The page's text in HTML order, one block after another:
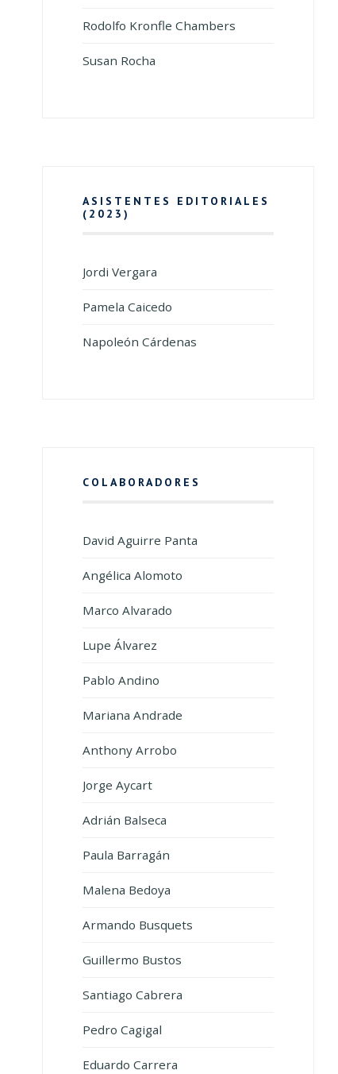
Rodolfo Kronfle Chambers
Susan Rocha
ASISTENTES EDITORIALES
(2023)
Jordi Vergara
Pamela Caicedo
Napoleón Cárdenas
COLABORADORES
David Aguirre Panta
Angélica Alomoto
Marco Alvarado
Lupe Álvarez
Pablo Andino
Mariana Andrade
Anthony Arrobo
Jorge Aycart
Adrián Balseca
Paula Barragán
Malena Bedoya
Armando Busquets
Guillermo Bustos
Santiago Cabrera
Pedro Cagigal
Eduardo Carrera